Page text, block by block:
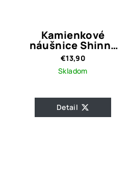
Kamienkové
náušnice Shinny
Tami
€13,90
Skladom
Detail